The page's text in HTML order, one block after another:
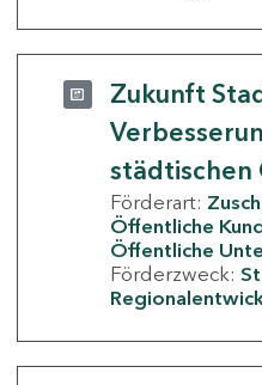
Zukunft
städtischen
Förderart:
Öffentliche
Öffentliche
Förderzweck: